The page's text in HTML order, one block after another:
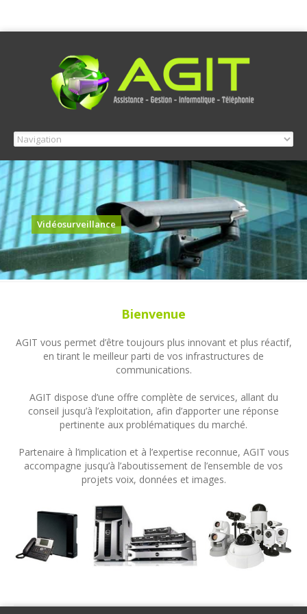
Vidéosurveillance
Bienvenue
AGIT vous permet d’être toujours plus innovant et plus réactif,
en tirant le meilleur parti de vos infrastructures de
communications.
AGIT dispose d’une offre complète de services, allant du
conseil jusqu’à l’exploitation, afin d’apporter une réponse
pertinente aux problématiques du marché.
Partenaire à l’implication et à l’expertise reconnue, AGIT vous
accompagne jusqu’à l’aboutissement de l’ensemble de vos
projets voix, données et images.